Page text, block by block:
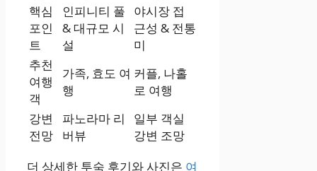
핵심
포인
트
인피니티 풀
& 대규모 시
설
야시장 접
근성 & 전통
미
추천
여행
객
가족, 효도 여
행
커플, 나홀
로 여행
강변
전망
파노라마 리
버뷰
일부 객실
강변 조망
더 상세한 투숙 후기와 사진은 여